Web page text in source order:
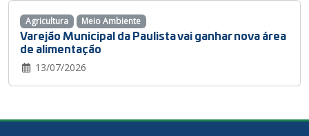
Varejão Municipal da Paulista vai ganhar nova área
de alimentação
13/07/2026
Agricultura Meio Ambiente